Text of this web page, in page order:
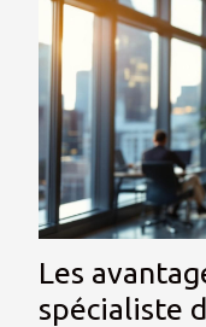
Les
spécialiste